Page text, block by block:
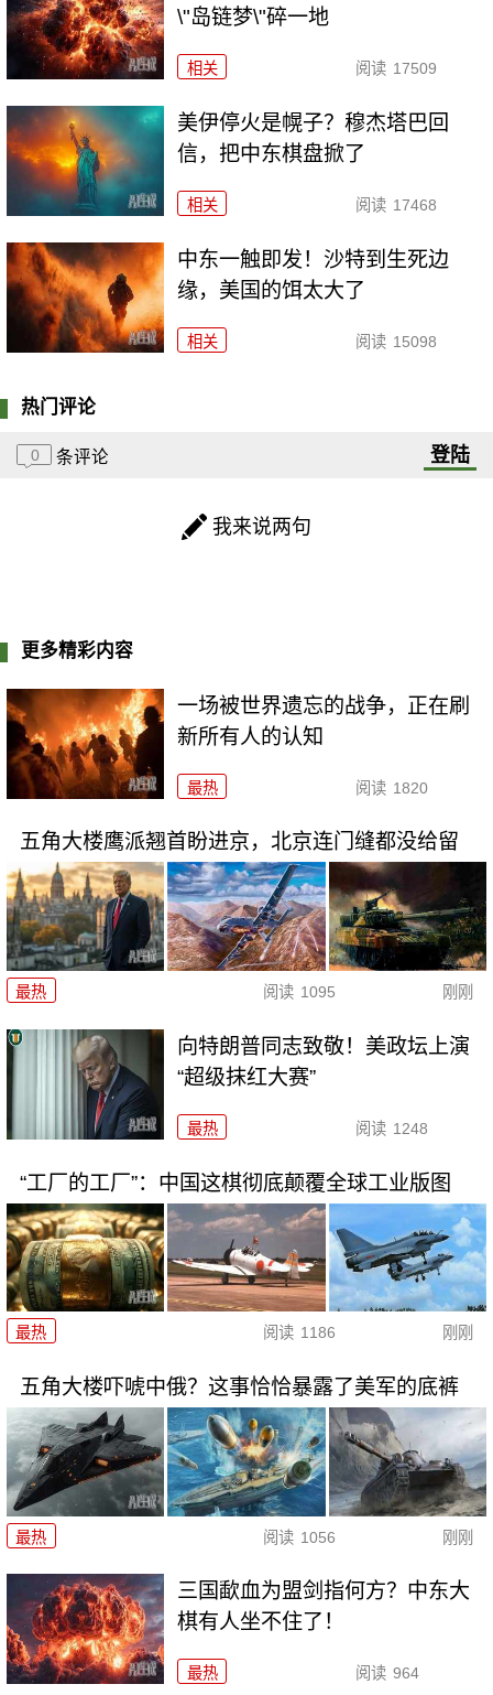
\"岛链梦\"碎一地
相关 阅读 17509
美伊停火是幌子？穆杰塔巴回
信，把中东棋盘掀了
相关 阅读 17468
中东一触即发！沙特到生死边
缘，美国的饵太大了
相关 阅读 15098
热门评论
0 条评论 登陆
我来说两句
更多精彩内容
一场被世界遗忘的战争，正在刷
新所有人的认知
最热 阅读 1820
五角大楼鹰派翘首盼进京，北京连门缝都没给留
最热 阅读 1095 刚刚
向特朗普同志致敬！美政坛上演
“超级抹红大赛”
最热 阅读 1248
“工厂的工厂”：中国这棋彻底颠覆全球工业版图
最热 阅读 1186 刚刚
五角大楼吓唬中俄？这事恰恰暴露了美军的底裤
最热 阅读 1056 刚刚
三国歃血为盟剑指何方？中东大
棋有人坐不住了！
最热 阅读 964